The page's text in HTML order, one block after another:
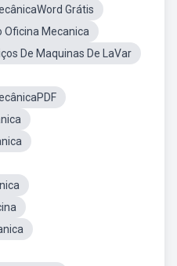
Grátis
Oficina Mecanica
De Maquinas De LaVar